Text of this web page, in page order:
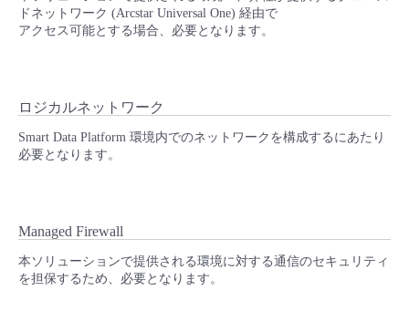
ドネットワーク (Arcstar Universal One) 経由で
アクセス可能とする場合、必要となります。
ロジカルネットワーク
Smart Data Platform 環境内でのネットワークを構成するにあたり
必要となります。
Managed Firewall
本ソリューションで提供される環境に対する通信のセキュリティ
を担保するため、必要となります。